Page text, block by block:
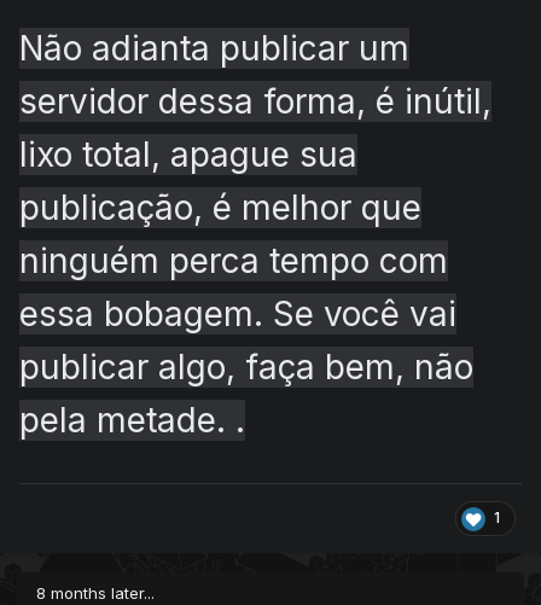
Não adianta publicar um
servidor dessa forma, é inútil,
lixo total, apague sua
publicação, é melhor que
ninguém perca tempo com
essa bobagem. Se você vai
publicar algo, faça bem, não
pela metade. .
1
8 months later...